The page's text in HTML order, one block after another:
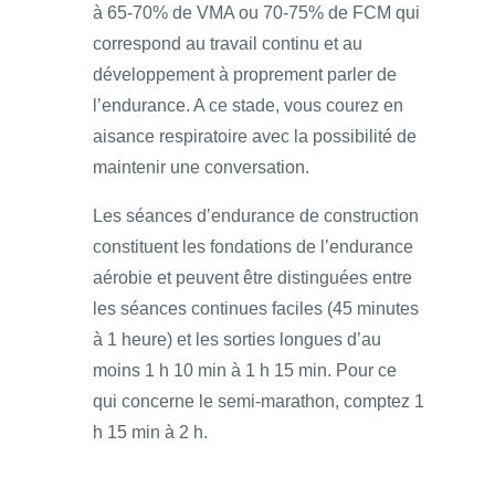
à 65-70% de VMA ou 70-75% de FCM qui
correspond au travail continu et au
développement à proprement parler de
l’endurance. A ce stade, vous courez en
aisance respiratoire avec la possibilité de
maintenir une conversation.
Les séances d’endurance de construction
constituent les fondations de l’endurance
aérobie et peuvent être distinguées entre
les séances continues faciles (45 minutes
à 1 heure) et les sorties longues d’au
moins 1 h 10 min à 1 h 15 min. Pour ce
qui concerne le semi-marathon, comptez 1
h 15 min à 2 h.